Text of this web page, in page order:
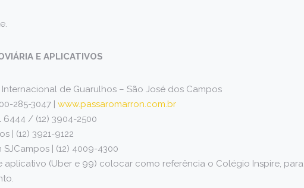
E APLICATIVOS
de Guarulhos – São José dos Campos
285-3047 | www.passaromarron.com.br
6444 / (12) 3904-2500
| (12) 3921-9122
| (12) 4009-4300
aplicativo (Uber e 99) colocar como referência o Colégio Inspire, para